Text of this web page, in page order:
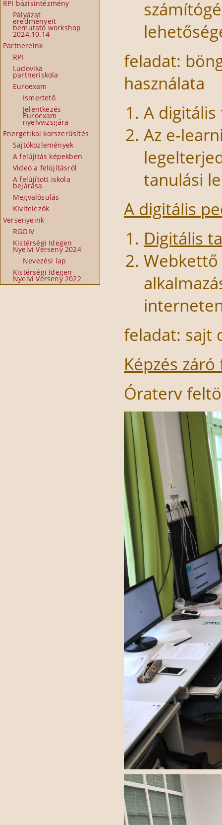
RPI bázisintézmény
Pályázat
eredményeit
bemutató workshop
2024.10.14
Partnereink
RPI
Ludovika
partneriskola
Euroexam
Ismertető
Jelentkezés
Euroexam
nyelvvizsgára
Energetikai korszerűsítés
Sajtóközlemények
A felújítás képekben
Videó a felújításról
A felújított iskola
bejárása
Megvalósulás
Kivitelezők
Versenyeink
RGOIV
Kistérségi Idegen
Nyelvi Verseny 2024
Nevezési lap
Kistérségi Idegen
Nyelvi Verseny 2022
feladat:
használata
A digitális
Az e-
tanulási
A digitális
Digitális
feladat: sajt
Képzés
Óraterv